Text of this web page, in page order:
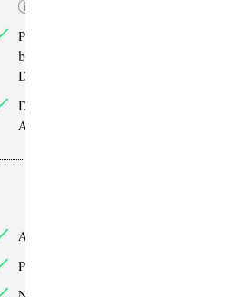
Persönliches Archiv mit allen
bereits erworbenen
Downloads
Die aktuelle IXYPSILONZETT-
Ausgabe
Anmelden per E-Mail
Persönliche Merklisten